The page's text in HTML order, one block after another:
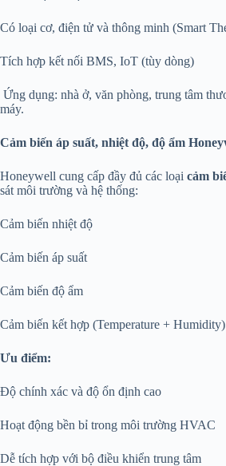
Có loại cơ, điện tử và thông minh (Smart
Tích hợp kết nối BMS, IoT (tùy dòng)
Ứng dụng: nhà ở, văn phòng, trung tâm
máy.
Cảm biến áp suất, nhiệt độ, độ ẩm
Honeywell cung cấp đầy đủ các loại cảm
sát môi trường và hệ thống:
Cảm biến nhiệt độ
Cảm biến áp suất
Cảm biến độ ẩm
Cảm biến kết hợp (Temperature + Humidity)
Ưu điểm:
Độ chính xác và độ ổn định cao
Hoạt động bền bỉ trong môi trường HVAC
Dễ tích hợp với bộ điều khiển trung tâm